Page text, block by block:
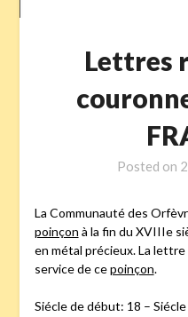
Lettres
Posted on
La Communauté des
poinçon à la fin du XVIIIe
en métal précieux. La lettre
service de cepoinçon.
Siécle de début: 18 –